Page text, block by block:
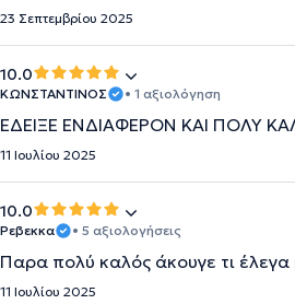
23 Σεπτεμβρίου 2025
10.0
ΚΩΝΣΤΑΝΤΙΝΟΣ • 1 αξιολόγηση
ΕΔΕΙΞΕ ΕΝΔΙΑΦΕΡΟΝ ΚΑΙ ΠΟΛΥ
11 Ιουλίου 2025
10.0
Ρεβεκκα • 5 αξιολογήσεις
Παρα πολύ καλός άκουγε τι
11 Ιουλίου 2025